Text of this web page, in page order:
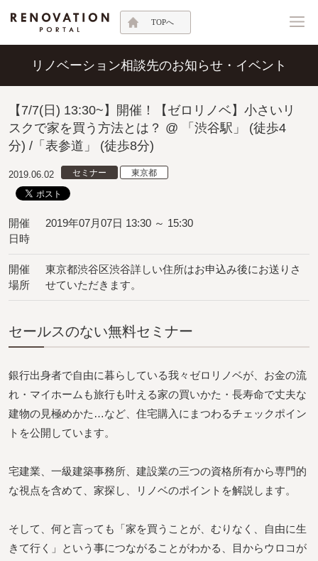
TOPへ
リノベーション相談先のお知らせ・イベント
【7/7(日) 13:30~】開催！【ゼロリノベ】小さいリ
スクで家を買う方法とは？ @ 「渋谷駅」 (徒歩4
分) /「表参道」 (徒歩8分)
2019.06.02 セミナー 東京都
開催
日時
2019年07月07日 13:30 ～ 15:30
開催
場所
東京都渋谷区渋谷詳しい住所はお申込み後にお送りさ
せていただきます。
セールスのない無料セミナー
銀行出身者で自由に暮らしている我々ゼロリノベが、お金の流
れ・マイホームも旅行も叶える家の買いかた・長寿命で丈夫な
建物の見極めかた…など、住宅購入にまつわるチェックポイン
トを公開しています。
宅建業、一級建築事務所、建設業の三つの資格所有から専門的
な視点を含めて、家探し、リノベのポイントを解説します。
そして、何と言っても「家を買うことが、むりなく、自由に生
きて行く」という事につながることがわかる、目からウロコが